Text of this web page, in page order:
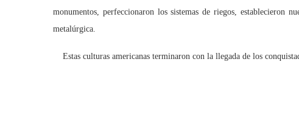
monumentos, perfeccionaron los sistemas de riegos, establecieron
metalúrgica.
Estas culturas americanas terminaron con la llegada de los